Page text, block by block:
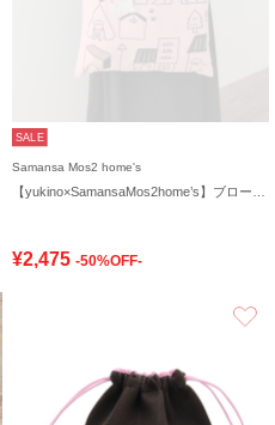
SALE
Samansa Mos2 home's
¥2,475 -50%OFF-
お気に入り